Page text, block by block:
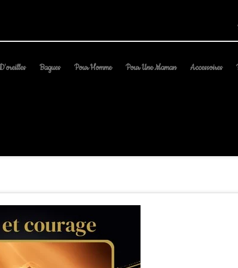
Bagues Pour Homme Pour Une Maman Accessoires